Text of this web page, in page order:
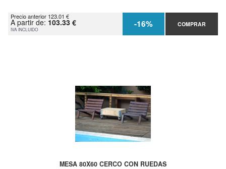
Precio anterior 123.01 €
A partir de: 103.33 €
IVA INCLUIDO -16% COMPRAR
MESA 80X60 CERCO CON RUEDAS